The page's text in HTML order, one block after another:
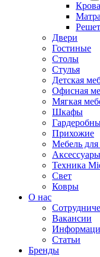
Двери
Гостиные
Столы
Стулья
Детская
Офисная
Мягкая
Шкафы
Прихожие
Мебель
Аксессуары
Техника
Свет
Ковры
О нас
Вакансии
Статьи
Бренды